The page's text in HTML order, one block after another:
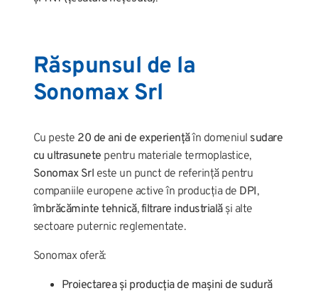
Răspunsul de la
Sonomax Srl
Cu peste 20 de ani de experiențăîn domeniul sudare
cu ultrasunete pentru materiale termoplastice,
Sonomax Srl este un punct de referință pentru
companiile europene active în producția de DPI,
îmbrăcăminte tehnică,filtrare industrialăși alte
sectoare puternic reglementate.
Sonomax oferă:
Proiectarea și producția de mașini de sudură